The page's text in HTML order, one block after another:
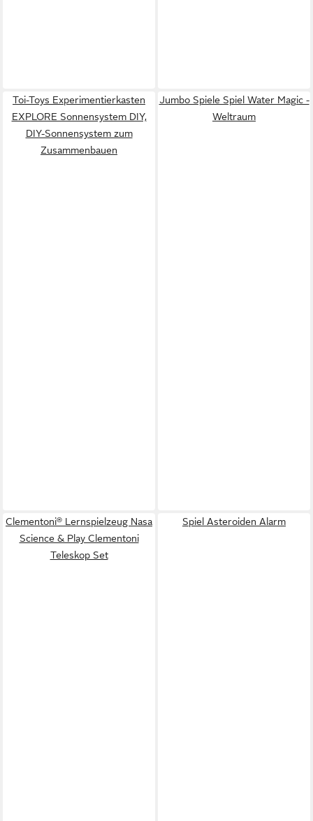
Toi-Toys Experimentierkasten
EXPLORE Sonnensystem DIY,
DIY-Sonnensystem zum
Zusammenbauen
Jumbo Spiele Spiel Water Magic -
Weltraum
Clementoni® Lernspielzeug Nasa
Science & Play Clementoni
Teleskop Set
Spiel Asteroiden Alarm